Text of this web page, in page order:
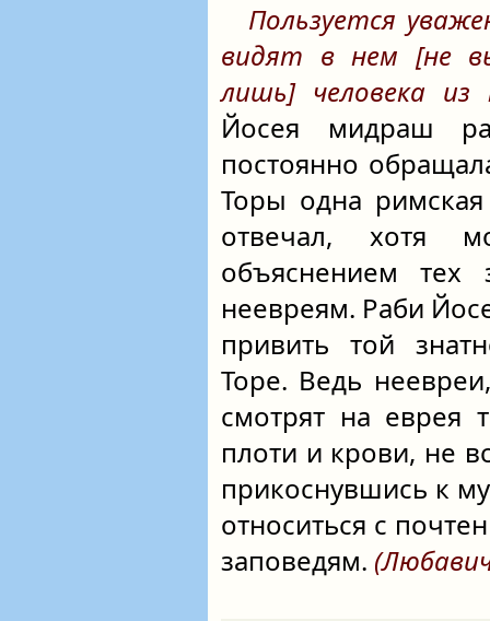
Пользуется
видят в нем [не
лишь] человека
Йосея мидраш
постоянно
Торы одна
отвечал, хотя
объяснением тех
неевреям. Раби
привить той
Торе. Ведь
смотрят на еврея
плоти и крови, не
прикоснувшись к
относиться с
заповедям.